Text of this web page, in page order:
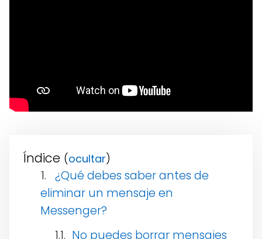
Índice ( )
¿Qué debes saber antes de
eliminar un mensaje en
Messenger?
No puedes borrar mensajes